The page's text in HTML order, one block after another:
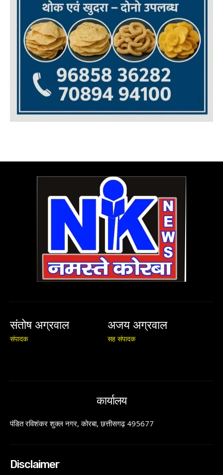
संतोष अग्रवाल
संपादक
अजय अग्रवाल
सह संपादक
कार्यालय
पंडित रविशंकर शुक्ल नगर, कोरबा, छत्तीसगढ़ 495677
Disclaimer